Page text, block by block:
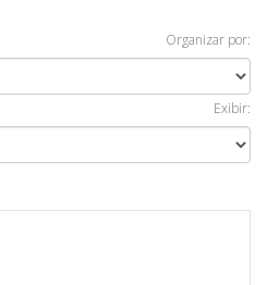
Organizar por:
Exibir: